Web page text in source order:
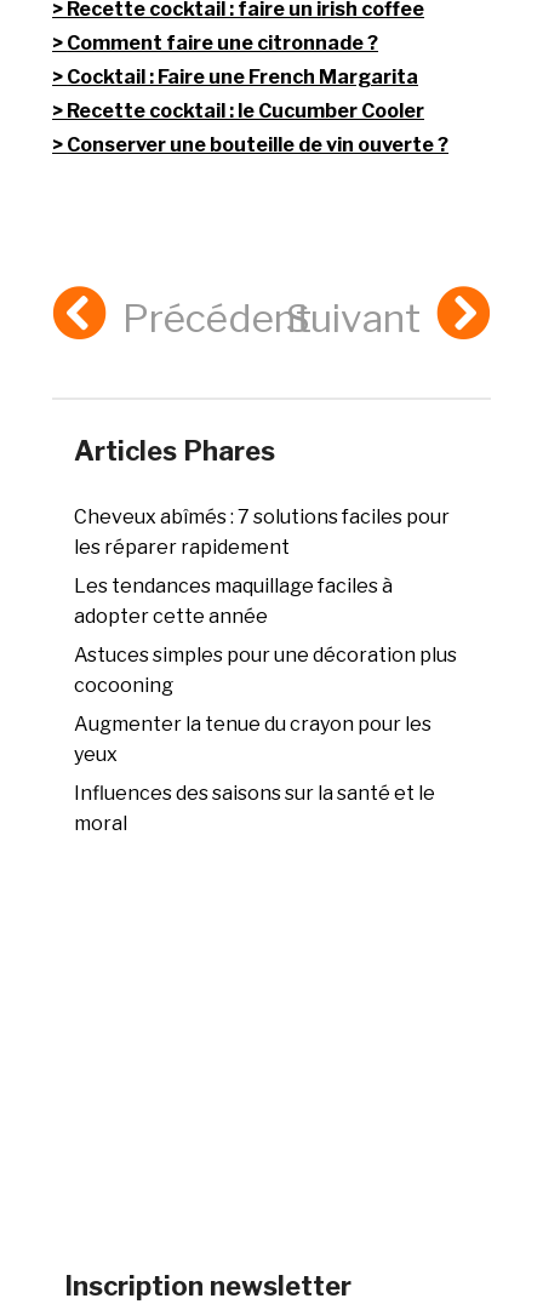
Recette cocktail : faire un irish coffee
Comment faire une citronnade ?
Cocktail : Faire une French Margarita
Recette cocktail : le Cucumber Cooler
Conserver une bouteille de vin ouverte ?
PrécédentSuivant
Articles Phares
Cheveux abîmés : 7 solutions faciles pour
les réparer rapidement
Les tendances maquillage faciles à
adopter cette année
Astuces simples pour une décoration plus
cocooning
Augmenter la tenue du crayon pour les
yeux
Influences des saisons sur la santé et le
moral
Inscription newsletter